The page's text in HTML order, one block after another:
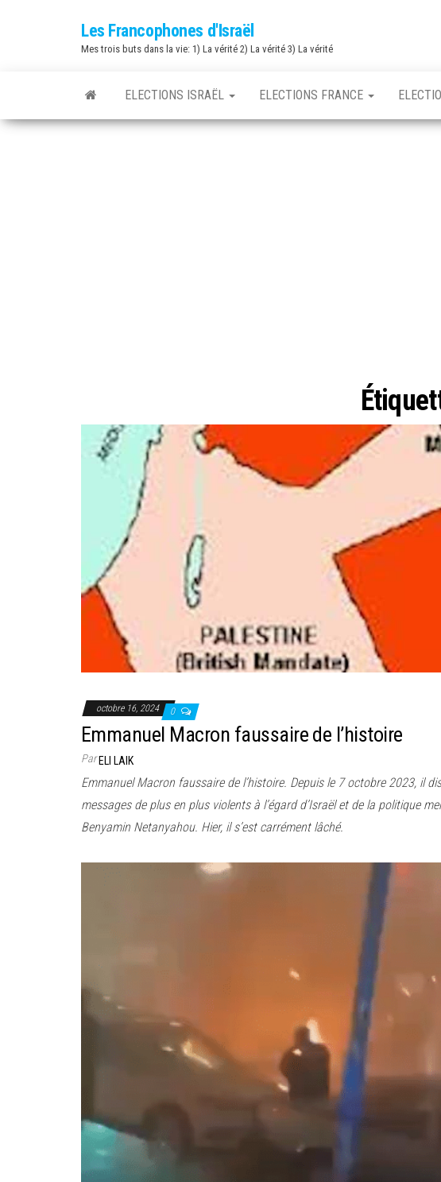
Les Francophones d'Israël
Mes trois buts dans la vie: 1) La vérité 2) La vérité 3) La vérité
ELECTIONS ISRAËL ELECTIONS FRANCE
octobre 16, 2024 0
Emmanuel Macron faussaire de l’histoire
ParELI LAIK
Emmanuel Macron faussaire de l’histoire. Depuis le 7 octobre 2023, il
messages de plus en plus violents à l’égard d’Israël et de la politique
Benyamin Netanyahou. Hier, il s’est carrément lâché.